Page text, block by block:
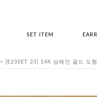
SET ITEM
> [E23SET 23] 14K 샴페인 골드 도